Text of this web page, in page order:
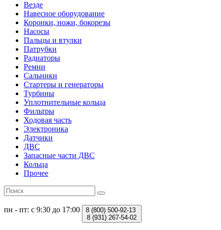
Везде
Навесное оборудование
Коронки, ножи, бокорезы
Насосы
Пальцы и втулки
Патрубки
Радиаторы
Ремни
Сальники
Стартеры и генераторы
Турбины
Уплотнительные кольца
Фильтры
Ходовая часть
Электроника
Датчики
ДВС
Запасные части ДВС
Кольца
Прочее
пн - пт: с 9:30 до 17:00 8 (800) 500-92-13
8 (931) 267-54-02